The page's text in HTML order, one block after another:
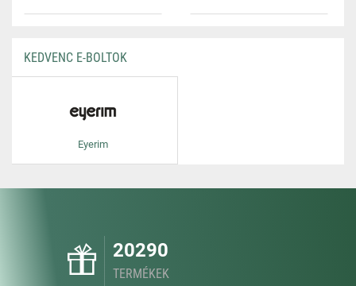
KEDVENC E-BOLTOK
Eyerim
20290
TERMÉKEK